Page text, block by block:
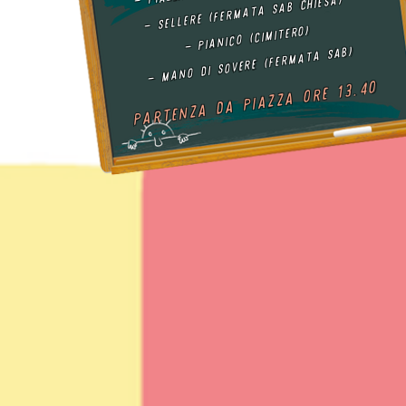
- sellere (fermata sab chiesa)
- pianico (cimitero)
- mano di sovere (fermata sab)
Partenza da piazza ore 13.40